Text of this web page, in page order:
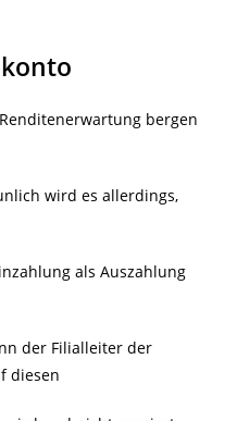
bergen
wird es allerdings,
als Auszahlung
der Filialleiter der
diesen